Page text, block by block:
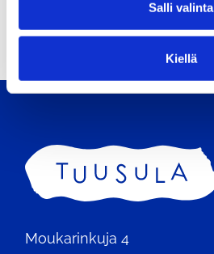
Salli valinta
Kiellä
Etusivu
Moukarinkuja 4